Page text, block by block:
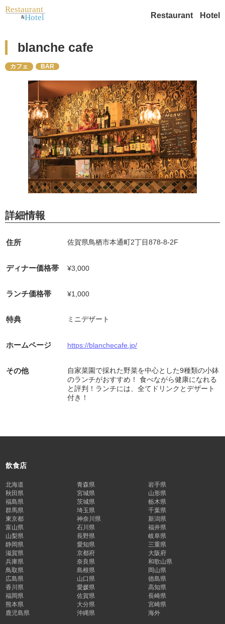
Restaurant Hotel
blanche cafe
カフェ BAR
詳細情報
住所 佐賀県鳥栖市本通町2丁目878-8-2F
ディナー価格帯 ¥3,000
ランチ価格帯 ¥1,000
特典 ミニデザート
ホームページ https://blanchecafe.jp/
その他
自家菜園で採れた野菜を中心とした9種類の小鉢
のランチがおすすめ！ 食べながら健康になれる
と評判！ランチには、全てドリンクとデザート
付き！
飲食店
北海道 青森県
岩手県
秋田県
宮城県
山形県
福島県
茨城県
栃木県
群馬県
埼玉県
千葉県
東京都
神奈川県
新潟県
富山県
石川県
福井県
山梨県
長野県
岐阜県
静岡県
愛知県
三重県
滋賀県
京都府
大阪府
兵庫県
奈良県
和歌山県
鳥取県
島根県
岡山県
広島県
山口県
徳島県
香川県
愛媛県
高知県
福岡県
佐賀県
長崎県
熊本県
大分県
宮崎県
鹿児島県
沖縄県 海外